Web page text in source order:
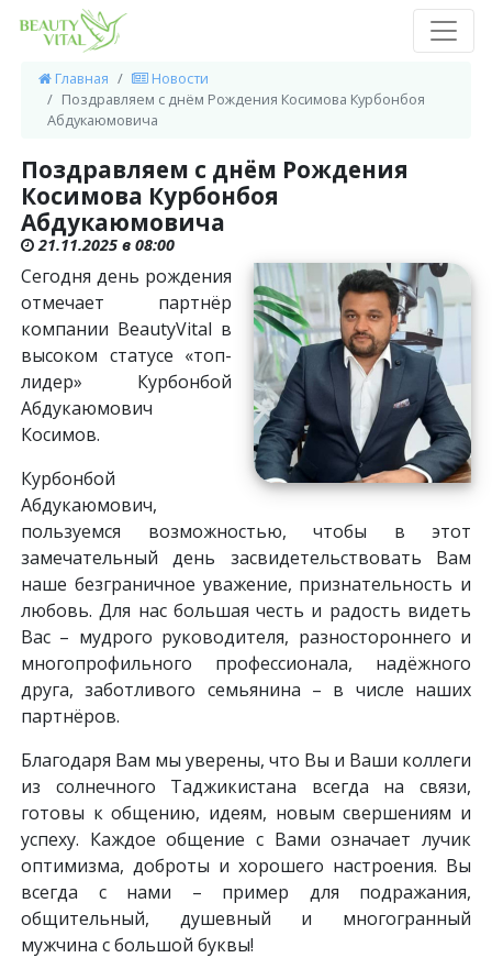
Главная
Новости
Поздравляем с днём Рождения Косимова Курбонбоя
Абдукаюмовича
Поздравляем с днём Рождения
Косимова Курбонбоя
Абдукаюмовича
21.11.2025 в 08:00
Сегодня день рождения
отмечает партнёр
компании BeautyVital в
высоком статусе «топ-
лидер» Курбонбой
Абдукаюмович
Косимов.
Курбонбой
Абдукаюмович,
пользуемся возможностью, чтобы в этот
замечательный день засвидетельствовать Вам
наше безграничное уважение, признательность и
любовь. Для нас большая честь и радость видеть
Вас – мудрого руководителя, разностороннего и
многопрофильного профессионала, надёжного
друга, заботливого семьянина – в числе наших
партнёров.
Благодаря Вам мы уверены, что Вы и Ваши коллеги
из солнечного Таджикистана всегда на связи,
готовы к общению, идеям, новым свершениям и
успеху. Каждое общение с Вами означает лучик
оптимизма, доброты и хорошего настроения. Вы
всегда с нами – пример для подражания,
общительный, душевный и многогранный
мужчина с большой буквы!